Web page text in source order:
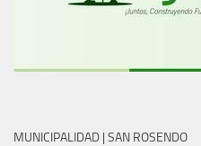
MUNICIPALIDAD | SAN ROSENDO